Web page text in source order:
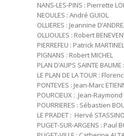
NANS-LES-PINS : Pierrette
NEOULES : André GUIOL
OLLIERES : Jeannine
OLLIOULES : Robert
PIERREFEU : Patrick
PIGNANS : Robert MICHEL
PLAN D’AUPS SAINTE
LE PLAN DE LA TOUR :
PONTEVES : Jean-Marc
POURCIEUX : Jean-Raymond
POURRIERES : Sébastien
LE PRADET : Hervé
PUGET-SUR-ARGENS : Paul